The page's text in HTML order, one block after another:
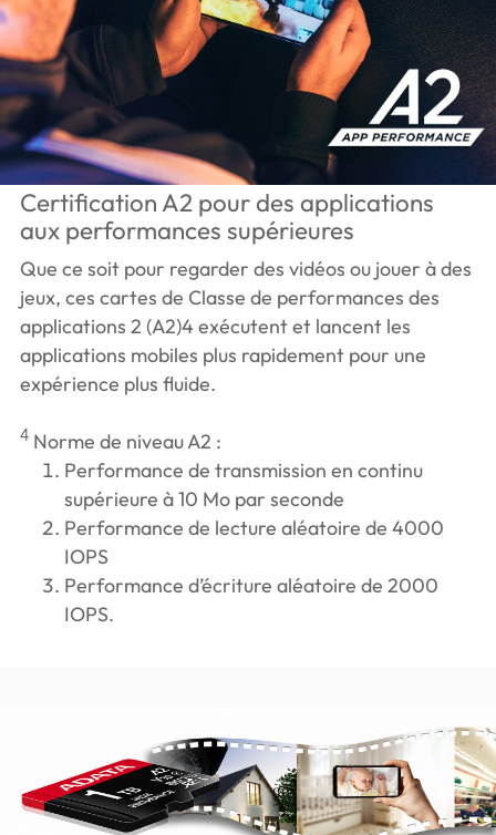
Certification A2 pour des applications
aux performances supérieures
Que ce soit pour regarder des vidéos ou jouer à des
jeux, ces cartes de Classe de performances des
applications 2 (A2)4 exécutent et lancent les
applications mobiles plus rapidement pour une
expérience plus fluide.
4Norme de niveau A2 :
Performance de transmission en continu
supérieure à 10 Mo par seconde
Performance de lecture aléatoire de 4000
IOPS
Performance d’écriture aléatoire de 2000
IOPS.